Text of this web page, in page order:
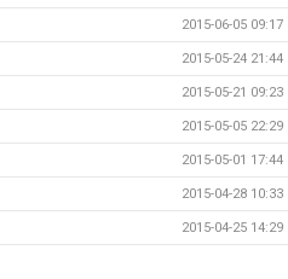
2015-06-05 09:17
2015-05-24 21:44
2015-05-21 09:23
2015-05-05 22:29
2015-05-01 17:44
2015-04-28 10:33
2015-04-25 14:29